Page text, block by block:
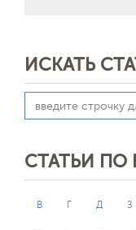
ИСКАТЬ
СТАТЬИ ПО
В Г Д З